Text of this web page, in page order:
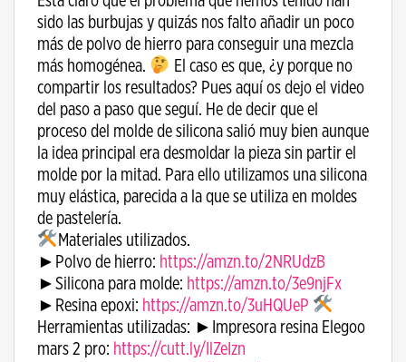
sido las burbujas y quizás nos falto añadir un poco
más de polvo de hierro para conseguir una mezcla
más homogénea.
El caso es que, ¿y porque no
compartir los resultados? Pues aquí os dejo el video
del paso a paso que seguí. He de decir que el
proceso del molde de silicona salió muy bien aunque
la idea principal era desmoldar la pieza sin partir el
molde por la mitad. Para ello utilizamos una silicona
muy elástica, parecida a la que se utiliza en moldes
de pastelería.
Materiales utilizados.
►Polvo de hierro: https://amzn.to/2NRUdzB
►Silicona para molde: https://amzn.to/3e9njFx
►Resina epoxi: https://amzn.to/3uHQUeP
Herramientas utilizadas: ►Impresora resina Elegoo
mars 2 pro: https://cutt.ly/IlZeIzn